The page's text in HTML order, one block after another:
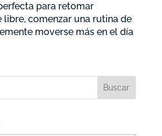
para retomar
libre, comenzar una rutina de
moverse más en el día